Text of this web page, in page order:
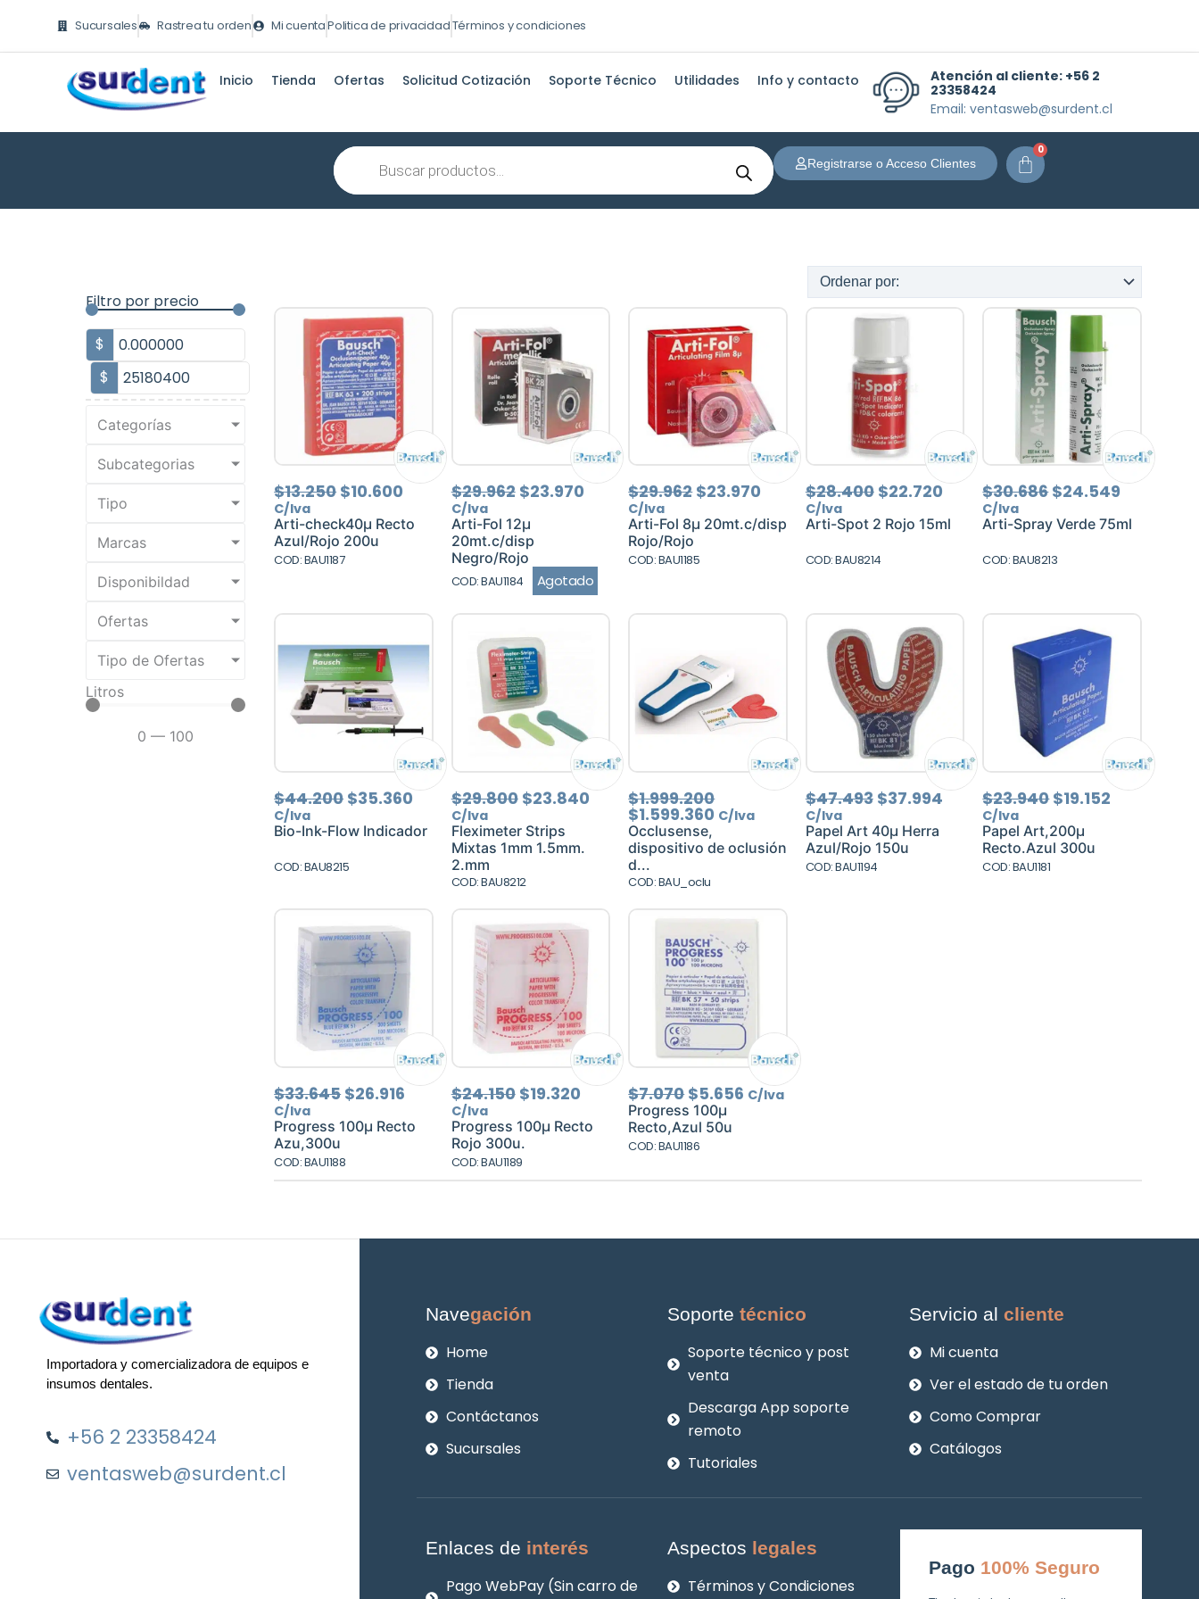
contenido
Sucursales Rastrea tu orden Mi cuentaPolitica de privacidadTérminos y condiciones
Inicio Tienda Ofertas Solicitud Cotización Soporte Técnico Utilidades Info y contacto Atención al cliente: +56 2
23358424
Email: ventasweb@surdent.cl
Búsqueda
de
productos
Registrarse o Acceso Clientes
0
Carrito
Filtro por precio
$
$
Categorías
Subcategorias
Tipo
Marcas
Disponibildad
Ofertas
Tipo de Ofertas
Litros
0— 100
$13.250El
original
era:
$13.250.
$10.600
precio
actual
$10.600.
C/Iva
Arti-check40µ Recto
Azul/Rojo 200u
COD: BAU1187
$29.962 El
original
era:
$29.962.
$23.970El
precio
actual
$23.970.
C/Iva
Arti-Fol 12µ
20mt.c/disp
Negro/Rojo
COD: BAU1184 Agotado
$29.962El
original
$29.962.
$23.970 El
precio
actual
es:
$23.970.
C/Iva
Arti-Fol 8µ 20mt.c/disp
Rojo/Rojo
COD: BAU1185
$28.400 El
original
era:
$28.400.
$22.720El
precio
actual
$22.720.
C/Iva
Arti-Spot 2 Rojo 15ml
COD: BAU8214
$30.686El
original
$30.686.
$24.549 El
actual
C/Iva
Arti-Spray Verde 75ml
COD: BAU8213
$44.200El
precio
original
$44.200.
$35.360 El
precio
actual
$35.360.
C/Iva
Bio-Ink-Flow Indicador
COD: BAU8215
$29.800 El
precio
original
era:
$23.840El
precio
actual
$23.840.
C/Iva
Fleximeter Strips
Mixtas 1mm 1.5mm.
2.mm
COD: BAU8212
$1.999.200El
precio
original
era:
$1.999.200.
$1.599.360
El
precio
actual
es:
$1.599.360.
C/Iva
Occlusense,
dispositivo de oclusión
d...
COD: BAU_oclu
$47.493 El
precio
original
era:
$47.493.
$37.994El
precio
actual
$37.994.
C/Iva
Papel Art 40µ Herra
Azul/Rojo 150u
COD: BAU1194
$23.940El
precio
original
era:
$23.940.
$19.152
C/Iva
Papel Art,200µ
Recto.Azul 300u
COD: BAU1181
$33.645El
precio
original
era:
$33.645.
$26.916
precio
actual
$26.916.
C/Iva
Progress 100µ Recto
Azu,300u
COD: BAU1188
$24.150 El
precio
original
era:
$24.150.
$19.320El
precio
actual
$19.320.
C/Iva
Progress 100µ Recto
Rojo 300u.
COD: BAU1189
$7.070El
precio
original
era:
$7.070.
$5.656 El
precio
C/Iva
Progress 100µ
Recto,Azul 50u
COD: BAU1186
Importadora y comercializadora de equipos e
insumos dentales.
+56 2 23358424
ventasweb@surdent.cl
Navegación
Home
Tienda
Contáctanos
Sucursales
Soportetécnico
Soporte técnico y post
venta
Descarga App soporte
remoto
Tutoriales
Servicio alcliente
Mi cuenta
Ver el estado de tu orden
Como Comprar
Catálogos
Enlaces de interés
Pago WebPay (Sin carro de
Aspectos legales
Términos y Condiciones
Pago 100% Seguro